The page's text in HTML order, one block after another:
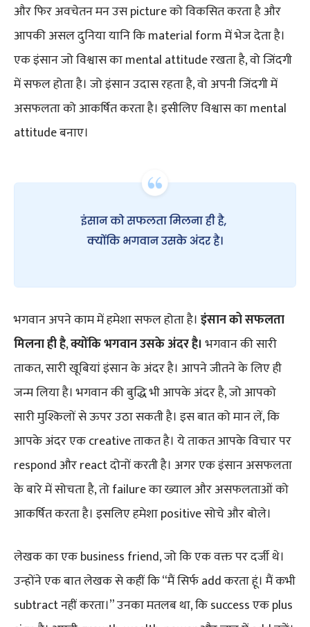
और फिर अवचेतन मन उस picture को विकसित करता है और
आपकी असल दुनिया यानि कि material form में भेज देता है।
एक इंसान जो विश्वास का mental attitude रखता है, वो जिंदगी
में सफल होता है। जो इंसान उदास रहता है, वो अपनी जिंदगी में
असफलता को आकर्षित करता है। इसीलिए विश्वास का mental
attitude बनाए।
भगवान अपने काम में हमेशा सफल होता है। इंसान को सफलता
मिलना ही है,क्योंकि भगवान उसके अंदर है।भगवान की सारी
ताकत, सारी खूबियां इंसान के अंदर है। आपने जीतने के लिए ही
जन्म लिया है। भगवान की बुद्धि भी आपके अंदर है, जो आपको
सारी मुश्किलों से ऊपर उठा सकती है। इस बात को मान लें, कि
आपके अंदर एक creative ताकत है। ये ताकत आपके विचार पर
respond और react दोनों करती है। अगर एक इंसान असफलता
के बारे में सोचता है, तो failure का ख्याल और असफलताओं को
आकर्षित करता है। इसलिए हमेशा positive सोचे और बोले।
लेखक का एक business friend, जो कि एक वक्त पर दर्जी थे।
उन्होंने एक बात लेखक से कहीं कि “मैं सिर्फ add करता हूं। मैं कभी
subtract नहीं करता।” उनका मतलब था, कि success एक plus